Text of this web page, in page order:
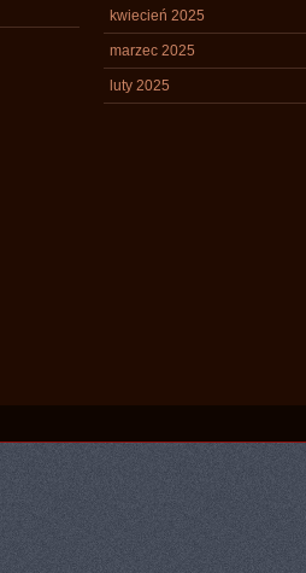
kwiecień 2025
marzec 2025
luty 2025